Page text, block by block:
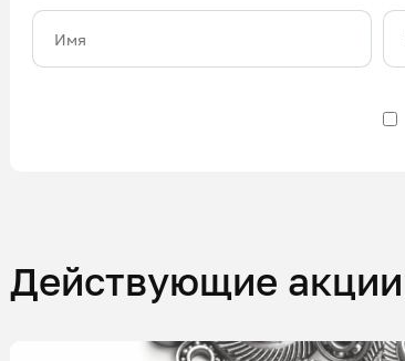
Имя
Действующие акции